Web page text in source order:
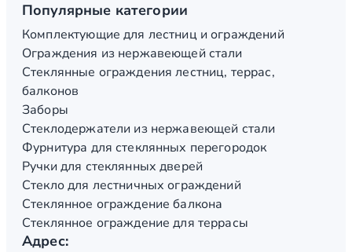
Популярные категории
Комплектующие для лестниц и ограждений
Ограждения из нержавеющей стали
Стеклянные ограждения лестниц, террас,
балконов
Заборы
Стеклодержатели из нержавеющей стали
Фурнитура для стеклянных перегородок
Ручки для стеклянных дверей
Стекло для лестничных ограждений
Стеклянное ограждение балкона
Стеклянное ограждение для террасы
Адрес: